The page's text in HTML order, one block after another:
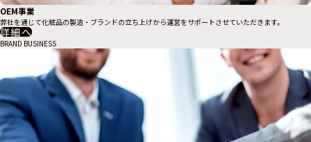
OEM事業
弊社を通じて化粧品の製造・ブランドの立ち上げから運営をサポートさせていただきます。
詳細へ
BRAND BUSINESS